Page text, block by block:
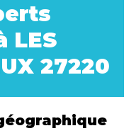
LES
27220